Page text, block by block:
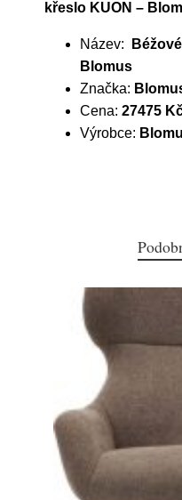
křeslo KUON –
Název:
Blomus
Značka:
Cena: 27475
Výrobce: